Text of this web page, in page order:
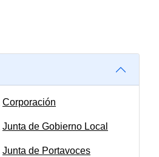
Corporación
Junta de Gobierno Local
Junta de Portavoces